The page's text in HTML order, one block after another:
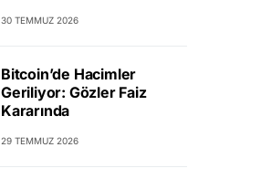
30 TEMMUZ 2026
Bitcoin’de Hacimler
Geriliyor: Gözler Faiz
Kararında
29 TEMMUZ 2026